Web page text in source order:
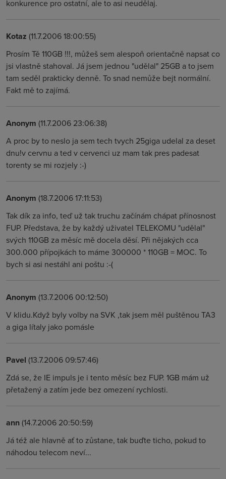
konkurence pro ostatní, ale to asi neudělaj.
Kotaz (11.7.2006 18:00:55)
Prosím Tě 110GB !!!, můžeš sem alespoň orientačně napsat co
jsi vlastně stahoval. Já jsem jednou "udělal" 25GB a to jsem
tam seděl prakticky denně. To snad nemůže bejt normální.
Fakt mě to zajímá.
Anonym (11.7.2006 23:06:38)
A proc by to neslo ja sem tech tvych 25giga udelal za deset
dnu!v cervnu a ted v cervenci uz mam tak pres padesat
torenty se mi rozjely :-)
Anonym (18.7.2006 17:11:53)
Tak dík za info, teď už tak truchu začínám chápat přínosnost
FUP. Představa, že by každý uživatel TELEKOMU "udělal"
svých 110GB za měsíc mě docela děsí. Při nějakých cca
300.000 přípojkách to máme 300000 * 110GB = MOC. To
bych si asi nestáhl ani poštu :-(
Anonym (13.7.2006 00:12:50)
V klidu.Když byly volby na SVK ,tak jsem měl puštěnou TA3
a giga lítaly jako pomásle
Pavel (13.7.2006 09:57:46)
Zdá se, že IE impuls je i tento měsíc bez FUP. 1GB mám už
přetažený a zatím jede bez omezení rychlosti.
ann(14.7.2006 20:50:59)
Já též ale hlavně ať to zůstane, tak buďte ticho, pokud to
náhodou telecom neví...